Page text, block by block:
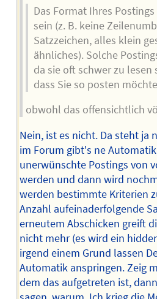
Das Format Ihres
sein (z. B. keine
Satzzeichen, alles klein
ähnliches). Solche
da sie oft schwer zu lesen
dass Sie so posten
obwohl das offensichtlich
Nein, ist es nicht. Da steht ja
im Forum gibt's ne
unerwünschte Postings von
werden und dann wird
werden bestimmte Kriterien
Anzahl aufeinaderfolgende
erneutem Abschicken greift
nicht mehr (es wird ein
irgend einem Grund lassen
Automatik anspringen. Zeig
dem das aufgetreten ist,